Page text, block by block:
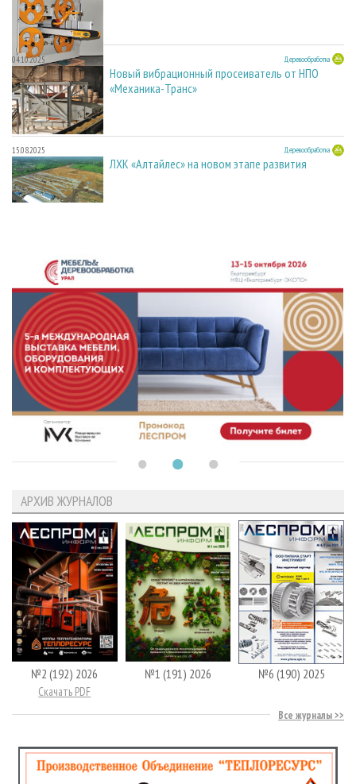
04.10.2025 Деревообработка
Новый вибрационный просеиватель от НПО
«Механика-Транс»
15.08.2025 Деревообработка
ЛХК «Алтайлес» на новом этапе развития
АРХИВ ЖУРНАЛОВ
№2 (192) 2026
Скачать PDF
№1 (191) 2026 №6 (190) 2025
Все журналы